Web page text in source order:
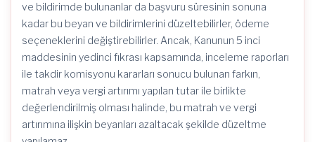
ve bildirimde bulunanlar da başvuru süresinin sonuna
kadar bu beyan ve bildirimlerini düzeltebilirler, ödeme
seçeneklerini değiştirebilirler. Ancak, Kanunun 5 inci
maddesinin yedinci fıkrası kapsamında, inceleme raporları
ile takdir komisyonu kararları sonucu bulunan farkın,
matrah veya vergi artırımı yapılan tutar ile birlikte
değerlendirilmiş olması halinde, bu matrah ve vergi
artırımına ilişkin beyanları azaltacak şekilde düzeltme